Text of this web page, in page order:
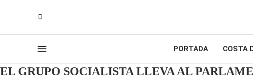
PORTADA COSTA
EL GRUPO SOCIALISTA LLEVA AL